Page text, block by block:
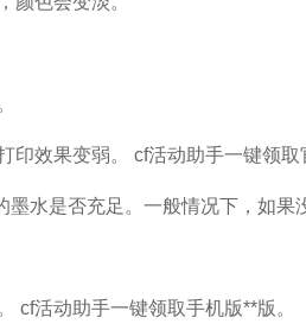
效果变弱。 cf活动助手一键领取
水是否充足。一般情况下，如果
cf活动助手一键领取手机版**版。